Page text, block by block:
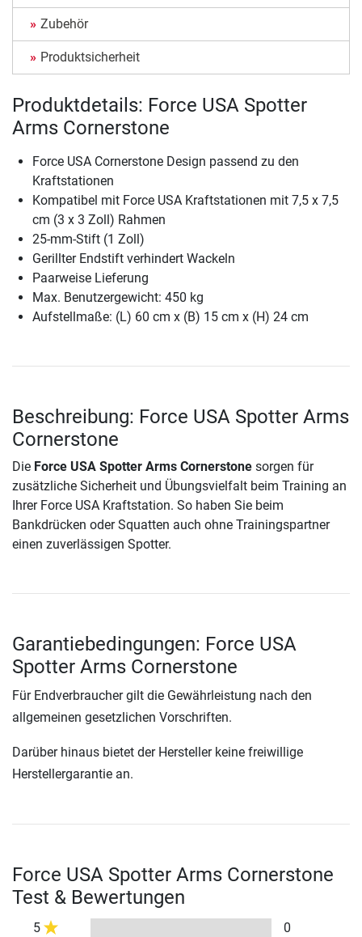
Zubehör
Produktsicherheit
Produktdetails: Force USA Spotter
Arms Cornerstone
Force USA Cornerstone Design passend zu den
Kraftstationen
Kompatibel mit Force USA Kraftstationen mit 7,5 x 7,5
cm (3 x 3 Zoll) Rahmen
25-mm-Stift (1 Zoll)
Gerillter Endstift verhindert Wackeln
Paarweise Lieferung
Max. Benutzergewicht: 450 kg
Aufstellmaße: (L) 60 cm x (B) 15 cm x (H) 24 cm
Beschreibung: Force USA Spotter Arms
Cornerstone
Die Force USA Spotter Arms Cornerstone sorgen für
zusätzliche Sicherheit und Übungsvielfalt beim Training an
Ihrer Force USA Kraftstation. So haben Sie beim
Bankdrücken oder Squatten auch ohne Trainingspartner
einen zuverlässigen Spotter.
Garantiebedingungen: Force USA
Spotter Arms Cornerstone
Für Endverbraucher gilt die Gewährleistung nach den
allgemeinen gesetzlichen Vorschriften.
Darüber hinaus bietet der Hersteller keine freiwillige
Herstellergarantie an.
Force USA Spotter Arms Cornerstone
Test & Bewertungen
5 0